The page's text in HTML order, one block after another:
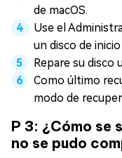
de macOS.
Use el
un disco de
Repare su disco
Como último
modo de
P 3: ¿Cómo se
no se pudo